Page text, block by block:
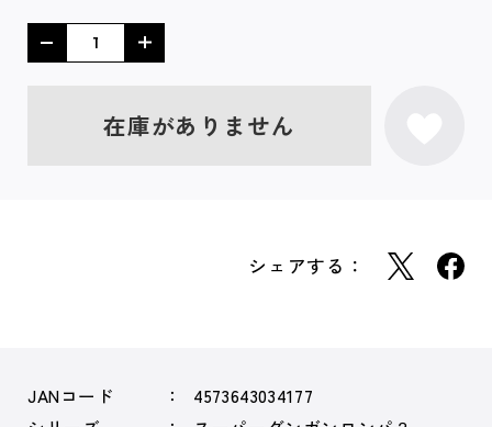
在庫がありません
シェアする：
JANコード
4573643034177